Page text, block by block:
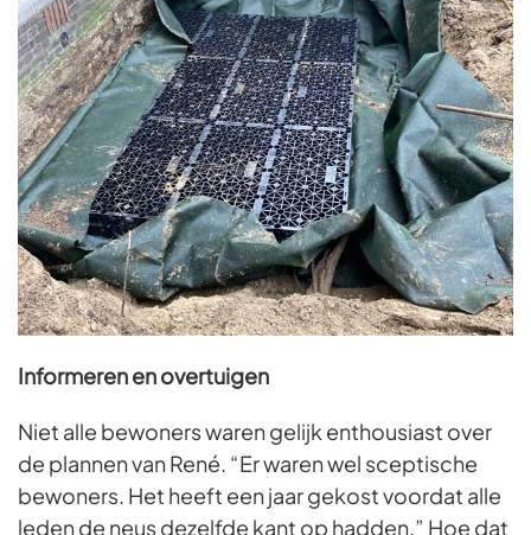
Informeren en overtuigen
Niet alle bewoners waren gelijk enthousiast over
de plannen van René. “Er waren wel sceptische
bewoners. Het heeft een jaar gekost voordat alle
leden de neus dezelfde kant op hadden.” Hoe dat